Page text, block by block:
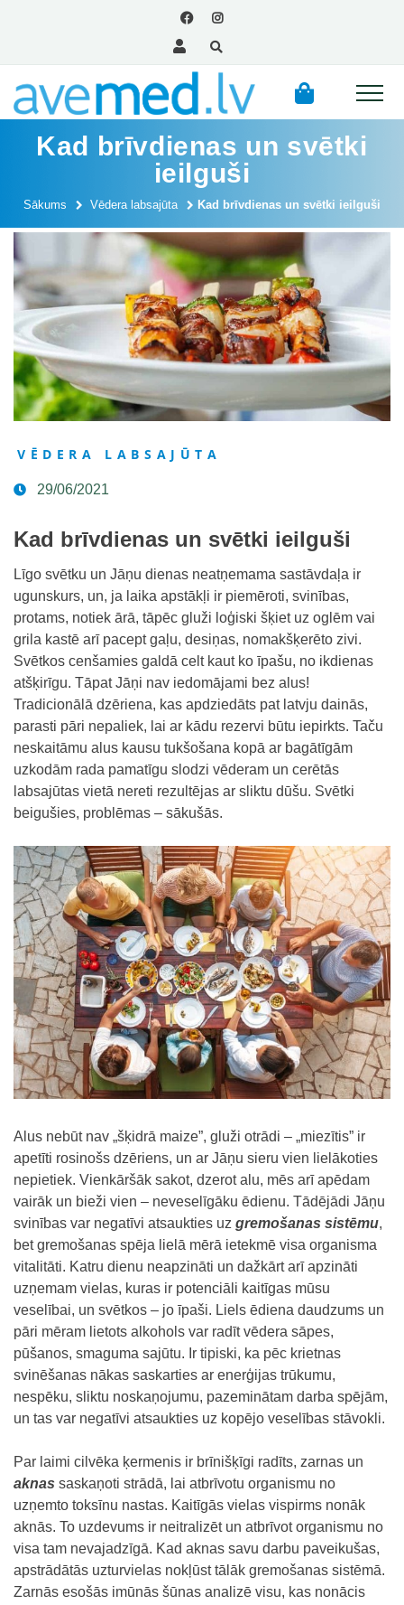
Kad brīvdienas un svētki
ieilguši
Sākums Vēdera labsajūta Kad brīvdienas un svētki ieilguši
VĒDERA LABSAJŪTA
29/06/2021
Kad brīvdienas un svētki ieilguši
Līgo svētku un Jāņu dienas neatņemama sastāvdaļa ir
ugunskurs, un, ja laika apstākļi ir piemēroti, svinības,
protams, notiek ārā, tāpēc gluži loģiski šķiet uz oglēm vai
grila kastē arī pacept gaļu, desiņas, nomakšķerēto zivi.
Svētkos cenšamies galdā celt kaut ko īpašu, no ikdienas
atšķirīgu. Tāpat Jāņi nav iedomājami bez alus!
Tradicionālā dzēriena, kas apdziedāts pat latvju dainās,
parasti pāri nepaliek, lai ar kādu rezervi būtu iepirkts. Taču
neskaitāmu alus kausu tukšošana kopā ar bagātīgām
uzkodām rada pamatīgu slodzi vēderam un cerētās
labsajūtas vietā nereti rezultējas ar sliktu dūšu. Svētki
beigušies, problēmas – sākušās.
Alus nebūt nav „šķidrā maize”, gluži otrādi – „miezītis” ir
apetīti rosinošs dzēriens, un ar Jāņu sieru vien lielākoties
nepietiek. Vienkāršāk sakot, dzerot alu, mēs arī apēdam
vairāk un bieži vien – neveselīgāku ēdienu. Tādējādi Jāņu
svinības var negatīvi atsaukties uz gremošanas sistēmu,
bet gremošanas spēja lielā mērā ietekmē visa organisma
vitalitāti. Katru dienu neapzināti un dažkārt arī apzināti
uzņemam vielas, kuras ir potenciāli kaitīgas mūsu
veselībai, un svētkos – jo īpaši. Liels ēdiena daudzums un
pāri mēram lietots alkohols var radīt vēdera sāpes,
pūšanos, smaguma sajūtu. Ir tipiski, ka pēc krietnas
svinēšanas nākas saskarties ar enerģijas trūkumu,
nespēku, sliktu noskaņojumu, pazeminātam darba spējām,
un tas var negatīvi atsaukties uz kopējo veselības stāvokli.
Par laimi cilvēka ķermenis ir brīnišķīgi radīts, zarnas un
aknas saskaņoti strādā, lai atbrīvotu organismu no
uzņemto toksīnu nastas. Kaitīgās vielas vispirms nonāk
aknās. To uzdevums ir neitralizēt un atbrīvot organismu no
visa tam nevajadzīgā. Kad aknas savu darbu paveikušas,
apstrādātās uzturvielas nokļūst tālāk gremošanas sistēmā.
Zarnās esošās imūnās šūnas analizē visu, kas nonācis